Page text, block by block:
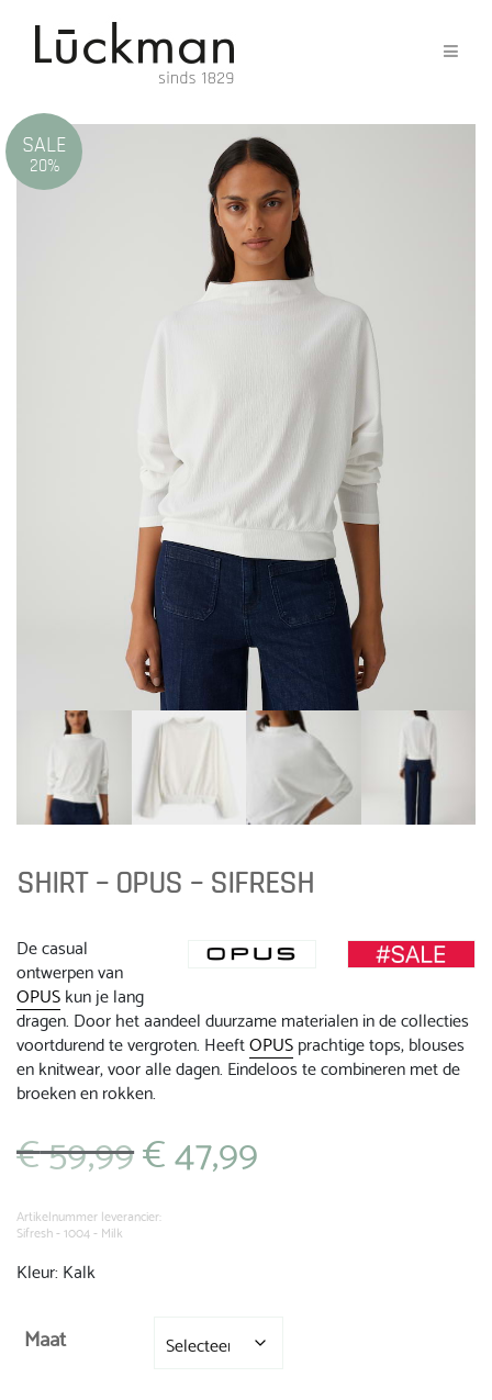
SALE
20%
SHIRT – OPUS – SIFRESH
De casual
ontwerpen van
OPUSkun je lang
dragen. Door het aandeel duurzame materialen in de collecties
voortdurend te vergroten. HeeftOPUSprachtige tops, blouses
en knitwear, voor alle dagen. Eindeloos te combineren met de
broeken en rokken.
€59,99 Oorspronkelijke
prijs
€ 59,99.
€47,99
Artikelnummer leverancier:
Sifresh - 1004 - Milk
Kleur: Kalk
Maat